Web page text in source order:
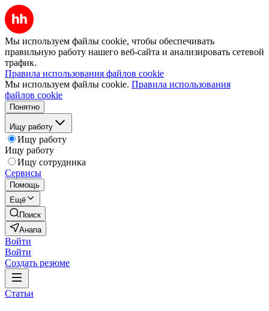
Мы используем файлы cookie, чтобы обеспечивать
правильную работу нашего веб-сайта и анализировать сетевой
трафик.
Правила использования файлов cookie
Мы используем файлы cookie. Правила использования
файлов cookie
Понятно
Ищу работу
Ищу работу
Ищу работу
Ищу сотрудника
Сервисы
Помощь
Ещё
Поиск
Анапа
Войти
Войти
Создать резюме
Статьи